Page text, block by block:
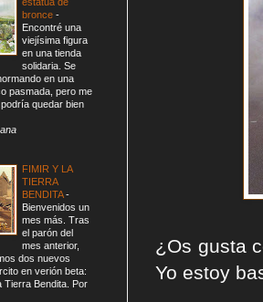
¿Os gusta
Yo estoy
bronce -
Encontré una
viejísima figura
en una tienda
solidaria. Se
en una
pasmada, pero me
quedar bien
FIMIR Y LA
TIERRA
BENDITA-
Bienvenidos un
mes más. Tras
el parón del
mes anterior,
dos nuevos
en verión beta:
Tierra Bendita. Por